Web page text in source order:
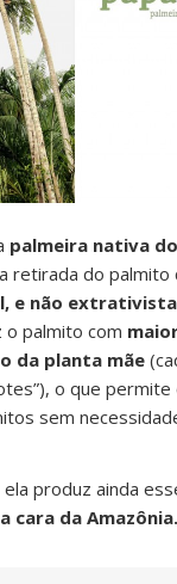
palmeira nativa
retirada do palmito
e não extrativista
o palmito com
da planta mãe
o que
sem
produz ainda
cara da Amazônia.